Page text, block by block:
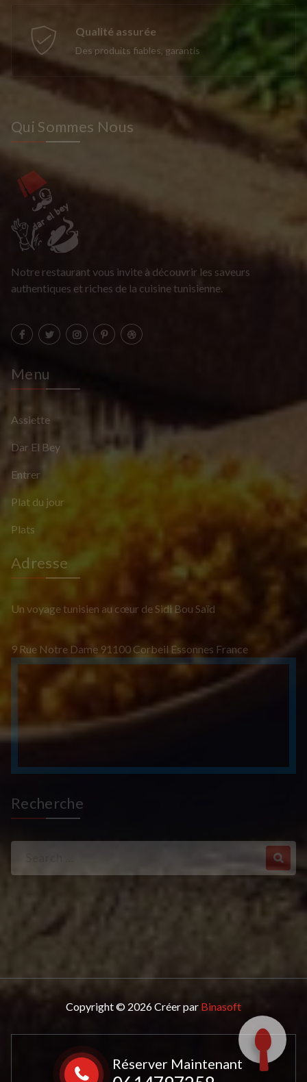
Qualité assurée
Des produits fiables, garantis
Qui Sommes Nous
Notre restaurant vous invite à découvrir les saveurs
authentiques et riches de la cuisine tunisienne.
Menu
Assiette
Dar El Bey
Entrer
Plat du jour
Plats
Adresse
Un voyage tunisien au cœur de Sidi Bou Saïd
9 Rue Notre Dame 91100 Corbeil Essonnes France
Recherche
Copyright © 2026 Créer par Binasoft
Réserver Maintenant